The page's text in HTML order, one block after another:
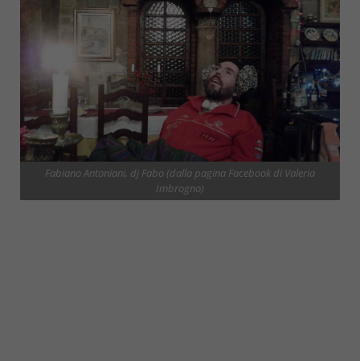
Fabiano Antoniani, dj Fabo (dalla pagina Facebook di Valeria
Imbrogno)